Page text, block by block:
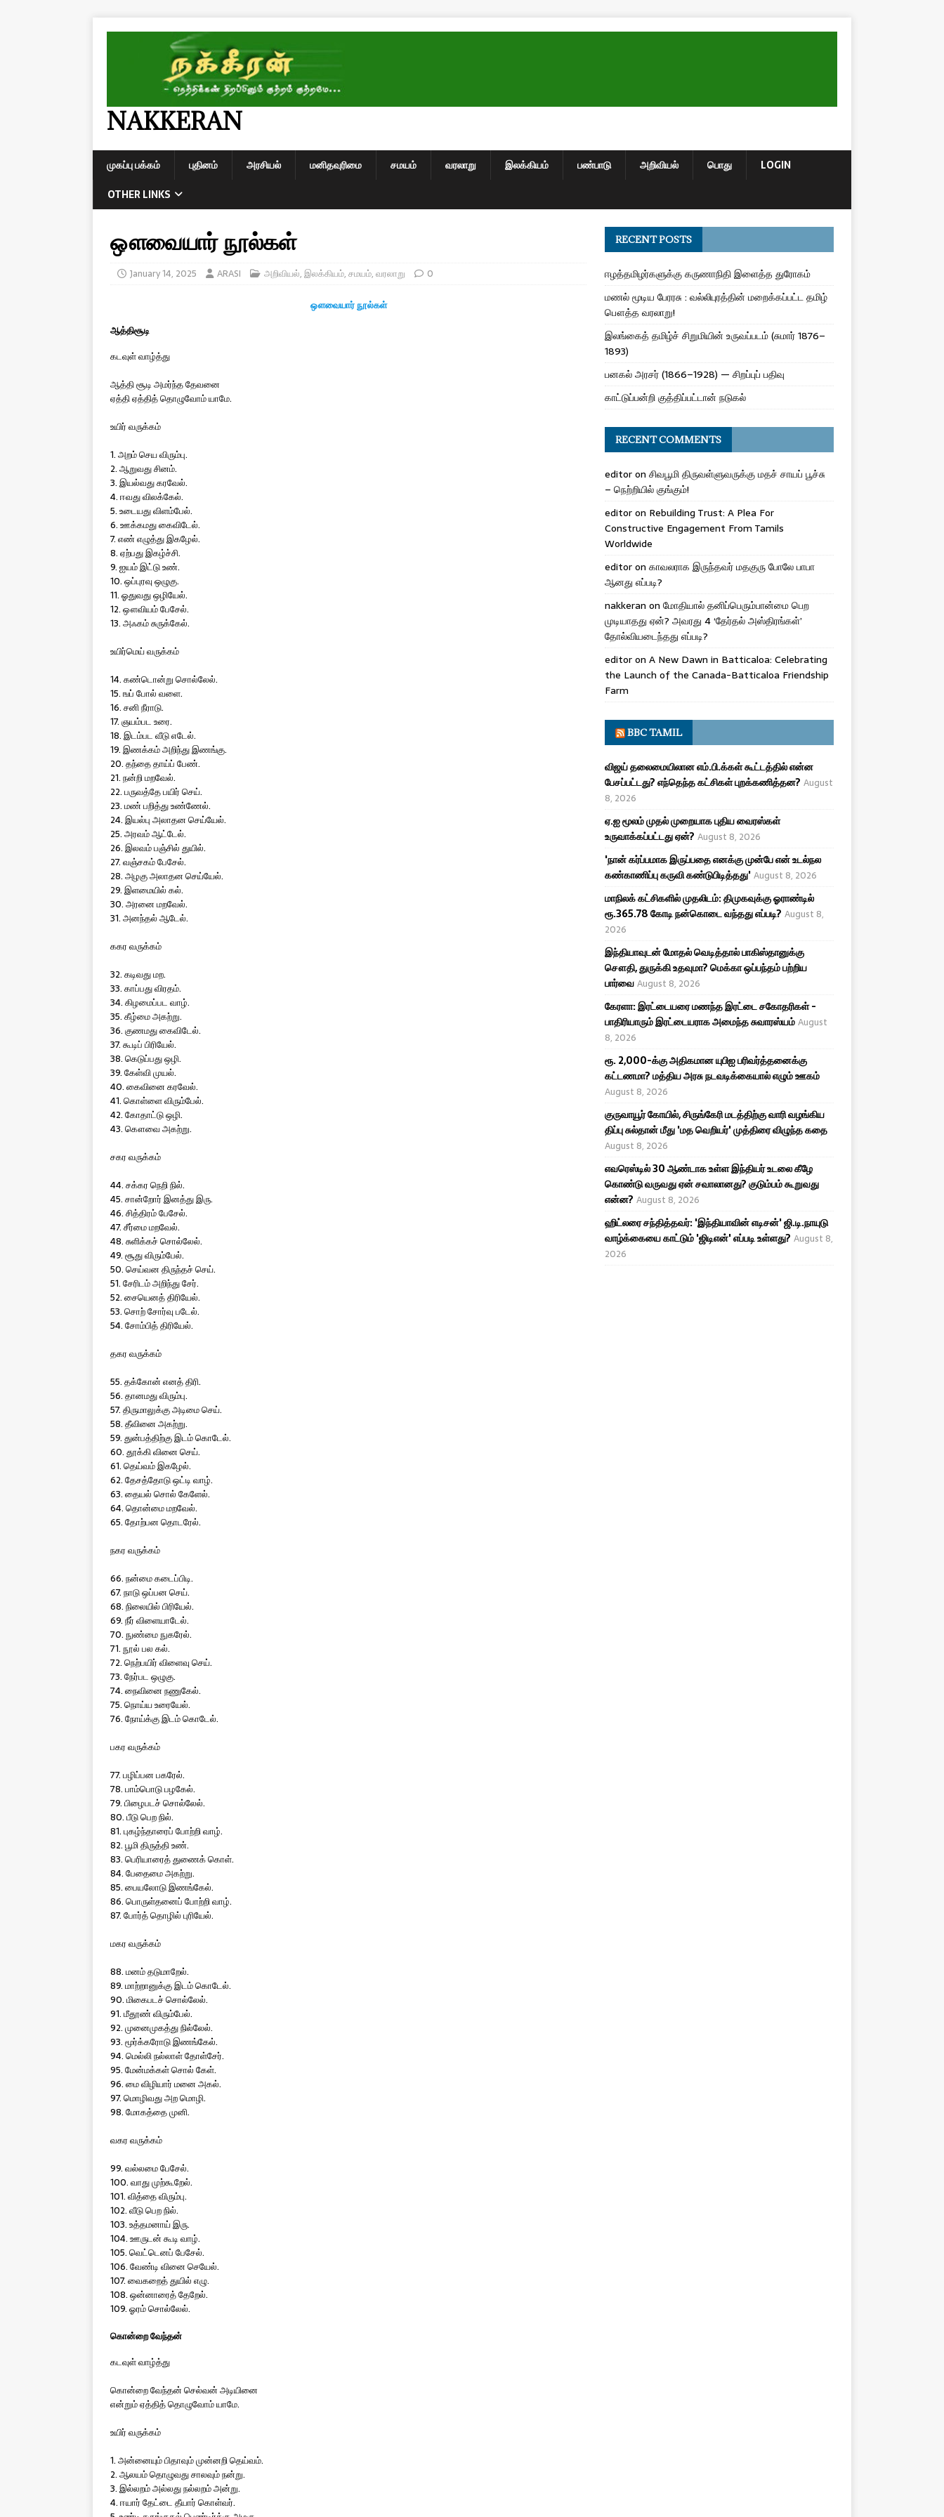
NAKKERAN
முகப்பு பக்கம் புதினம் அரசியல் மனிதவுரிமை சமயம் வரலாறு இலக்கியம் பண்பாடு அறிவியல் பொது
LOGIN
OTHER LINKS
ஔவையார் நூல்கள்
January 14, 2025 ARASI அறிவியல்,இலக்கியம்,சமயம்,வரலாறு 0
ஔவையார் நூல்கள்
ஆத்திசூடி
கடவுள் வாழ்த்து
ஆத்தி சூடி அமர்ந்த தேவனை
ஏத்தி ஏத்தித் தொழுவோம் யாமே.
உயிர் வருக்கம்
1. அறம் செய விரும்பு.
2. ஆறுவது சினம்.
3. இயல்வது கரவேல்.
4. ஈவது விலக்கேல்.
5. உடையது விளம்பேல்.
6. ஊக்கமது கைவிடேல்.
7. எண் எழுத்து இகழேல்.
8. ஏற்பது இகழ்ச்சி.
9. ஐயம் இட்டு உண்.
10. ஒப்புரவு ஒழுகு.
11. ஓதுவது ஒழியேல்.
12. ஔவியம் பேசேல்.
13. அஃகம் சுருக்கேல்.
உயிர்மெய் வருக்கம்
14. கண்டொன்று சொல்லேல்.
15. ஙப் போல் வளை.
16. சனி நீராடு.
17. ஞயம்பட உரை.
18. இடம்பட வீடு எடேல்.
19. இணக்கம் அறிந்து இணங்கு.
20. தந்தை தாய்ப் பேண்.
21. நன்றி மறவேல்.
22. பருவத்தே பயிர் செய்.
23. மண் பறித்து உண்ணேல்.
24. இயல்பு அலாதன செய்யேல்.
25. அரவம் ஆட்டேல்.
26. இலவம் பஞ்சில் துயில்.
27. வஞ்சகம் பேசேல்.
28. அழகு அலாதன செய்யேல்.
29. இளமையில் கல்.
30. அரனை மறவேல்.
31. அனந்தல் ஆடேல்.
ககர வருக்கம்
32. கடிவது மற.
33. காப்பது விரதம்.
34. கிழமைப்பட வாழ்.
35. கீழ்மை அகற்று.
36. குணமது கைவிடேல்.
37. கூடிப் பிரியேல்.
38. கெடுப்பது ஒழி.
39. கேள்வி முயல்.
40. கைவினை கரவேல்.
41. கொள்ளை விரும்பேல்.
42. கோதாட்டு ஒழி.
43. கௌவை அகற்று.
சகர வருக்கம்
44. சக்கர நெறி நில்.
45. சான்றோர் இனத்து இரு.
46. சித்திரம் பேசேல்.
47. சீர்மை மறவேல்.
48. சுளிக்கச் சொல்லேல்.
49. சூது விரும்பேல்.
50. செய்வன திருந்தச் செய்.
51. சேரிடம் அறிந்து சேர்.
52. சையெனத் திரியேல்.
53. சொற் சோர்வு படேல்.
54. சோம்பித் திரியேல்.
தகர வருக்கம்
55. தக்கோன் எனத் திரி.
56. தானமது விரும்பு.
57. திருமாலுக்கு அடிமை செய்.
58. தீவினை அகற்று.
59. துன்பத்திற்கு இடம் கொடேல்.
60. தூக்கி வினை செய்.
61. தெய்வம் இகழேல்.
62. தேசத்தோடு ஒட்டி வாழ்.
63. தையல் சொல் கேளேல்.
64. தொன்மை மறவேல்.
65. தோற்பன தொடரேல்.
நகர வருக்கம்
66. நன்மை கடைப்பிடி.
67. நாடு ஒப்பன செய்.
68. நிலையில் பிரியேல்.
69. நீர் விளையாடேல்.
70. நுண்மை நுகரேல்.
71. நூல் பல கல்.
72. நெற்பயிர் விளைவு செய்.
73. நேர்பட ஒழுகு.
74. நைவினை நணுகேல்.
75. நொய்ய உரையேல்.
76. நோய்க்கு இடம் கொடேல்.
பகர வருக்கம்
77. பழிப்பன பகரேல்.
78. பாம்பொடு பழகேல்.
79. பிழைபடச் சொல்லேல்.
80. பீடு பெற நில்.
81. புகழ்ந்தாரைப் போற்றி வாழ்.
82. பூமி திருத்தி உண்.
83. பெரியாரைத் துணைக் கொள்.
84. பேதைமை அகற்று.
85. பையலோடு இணங்கேல்.
86. பொருள்தனைப் போற்றி வாழ்.
87. போர்த் தொழில் புரியேல்.
மகர வருக்கம்
88. மனம் தடுமாறேல்.
89. மாற்றானுக்கு இடம் கொடேல்.
90. மிகைபடச் சொல்லேல்.
91. மீதூண் விரும்பேல்.
92. முனைமுகத்து நில்லேல்.
93. மூர்க்கரோடு இணங்கேல்.
94. மெல்லி நல்லாள் தோள்சேர்.
95. மேன்மக்கள் சொல் கேள்.
96. மை விழியார் மனை அகல்.
97. மொழிவது அற மொழி.
98. மோகத்தை முனி.
வகர வருக்கம்
99. வல்லமை பேசேல்.
100. வாது முற்கூறேல்.
101. வித்தை விரும்பு.
102. வீடு பெற நில்.
103. உத்தமனாய் இரு.
104. ஊருடன் கூடி வாழ்.
105. வெட்டெனப் பேசேல்.
106. வேண்டி வினை செயேல்.
107. வைகறைத் துயில் எழு.
108. ஒன்னாரைத் தேறேல்.
109. ஓரம் சொல்லேல்.
கொன்றை வேந்தன்
கடவுள் வாழ்த்து
கொன்றை வேந்தன் செல்வன் அடியினை
என்றும் ஏத்தித் தொழுவோம் யாமே.
உயிர் வருக்கம்
1. அன்னையும் பிதாவும் முன்னறி தெய்வம்.
2. ஆலயம் தொழுவது சாலவும் நன்று.
3. இல்லறம் அல்லது நல்லறம் அன்று.
4. ஈயார் தேட்டை தீயார் கொள்வர்.
RECENT POSTS
ஈழத்தமிழர்களுக்கு கருணாநிதி இளைத்த துரோகம்
மணல் மூடிய பேரரசு : வல்லிபுரத்தின் மறைக்கப்பட்ட தமிழ்
பௌத்த வரலாறு!
இலங்கைத் தமிழ்ச் சிறுமியின் உருவப்படம் (சுமார் 1876–
1893)
பனகல் அரசர் (1866–1928) — சிறப்புப் பதிவு
காட்டுப்பன்றி குத்திப்பட்டான் நடுகல்
RECENT COMMENTS
editoron சிவபூமி திருவள்ளுவருக்கு மதச் சாயப் பூச்சு
– நெற்றியில் குங்கும்!
editoron Rebuilding Trust: A Plea For
Constructive Engagement From Tamils
Worldwide
editoron காவலராக இருந்தவர் மதகுரு போலே பாபா
ஆனது எப்படி?
nakkeran on மோதியால் தனிப்பெரும்பான்மை பெற
முடியாதது ஏன்? அவரது 4 ‘தேர்தல் அஸ்திரங்கள்’
தோல்வியடைந்தது எப்படி?
editoron A New Dawn in Batticaloa: Celebrating
the Launch of the Canada-Batticaloa Friendship
Farm
BBC TAMIL
விஜய் தலைமையிலான எம்.பி.க்கள் கூட்டத்தில் என்ன
பேசப்பட்டது? எந்தெந்த கட்சிகள் புறக்கணித்தன? August
8, 2026
ஏ.ஐ மூலம் முதல் முறையாக புதிய வைரஸ்கள்
உருவாக்கப்பட்டது ஏன்? August 8, 2026
'நான் கர்ப்பமாக இருப்பதை எனக்கு முன்பே என் உடல்நல
கண்காணிப்பு கருவி கண்டுபிடித்தது' August 8, 2026
மாநிலக் கட்சிகளில் முதலிடம்: திமுகவுக்கு ஓராண்டில்
ரூ.365.78 கோடி நன்கொடை வந்தது எப்படி? August 8,
2026
இந்தியாவுடன் மோதல் வெடித்தால் பாகிஸ்தானுக்கு
சௌதி, துருக்கி உதவுமா? மெக்கா ஒப்பந்தம் பற்றிய
பார்வை August 8, 2026
கேரளா: இரட்டையரை மணந்த இரட்டை சகோதரிகள் -
பாதிரியாரும் இரட்டையராக அமைந்த சுவாரஸ்யம் August
8, 2026
ரூ. 2,000-க்கு அதிகமான யுபிஐ பரிவர்த்தனைக்கு
கட்டணமா? மத்திய அரசு நடவடிக்கையால் எழும் ஊகம்
August 8, 2026
குருவாயூர் கோயில், சிருங்கேரி மடத்திற்கு வாரி வழங்கிய
திப்பு சுல்தான் மீது 'மத வெறியர்' முத்திரை விழுந்த கதை
August 8, 2026
எவரெஸ்டில் 30 ஆண்டாக உள்ள இந்தியர் உடலை கீழே
கொண்டு வருவது ஏன் சவாலானது? குடும்பம் கூறுவது
என்ன? August 8, 2026
ஹிட்லரை சந்தித்தவர்: 'இந்தியாவின் எடிசன்' ஜி.டி.நாயுடு
வாழ்க்கையை காட்டும் 'ஜிடிஎன்' எப்படி உள்ளது? August 8,
2026